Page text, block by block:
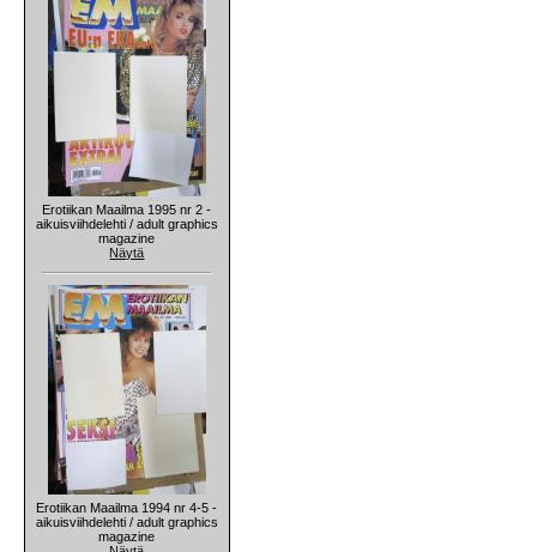
Erotiikan Maailma 1995 nr 2 -
aikuisviihdelehti / adult graphics
magazine
Näytä
Erotiikan Maailma 1994 nr 4-5 -
aikuisviihdelehti / adult graphics
magazine